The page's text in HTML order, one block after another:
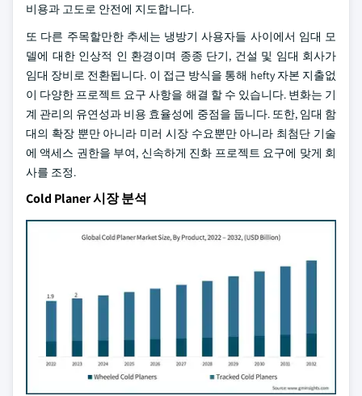
비용과 고도로 안전에 지도합니다.
또 다른 주목할만한 추세는 냉방기 사용자들 사이에서 임대 모
델에 대한 인상적 인 환경이며 종종 단기, 건설 및 임대 회사가
임대 장비로 전환됩니다. 이 접근 방식을 통해 hefty 자본 지출없
이 다양한 프로젝트 요구 사항을 해결 할 수 있습니다. 변화는 기
계 관리의 유연성과 비용 효율성에 중점을 둡니다. 또한, 임대 함
대의 확장 뿐만 아니라 미러 시장 수요뿐만 아니라 최첨단 기술
에 액세스 권한을 부여, 신속하게 진화 프로젝트 요구에 맞게 회
사를 조정.
Cold Planer 시장 분석